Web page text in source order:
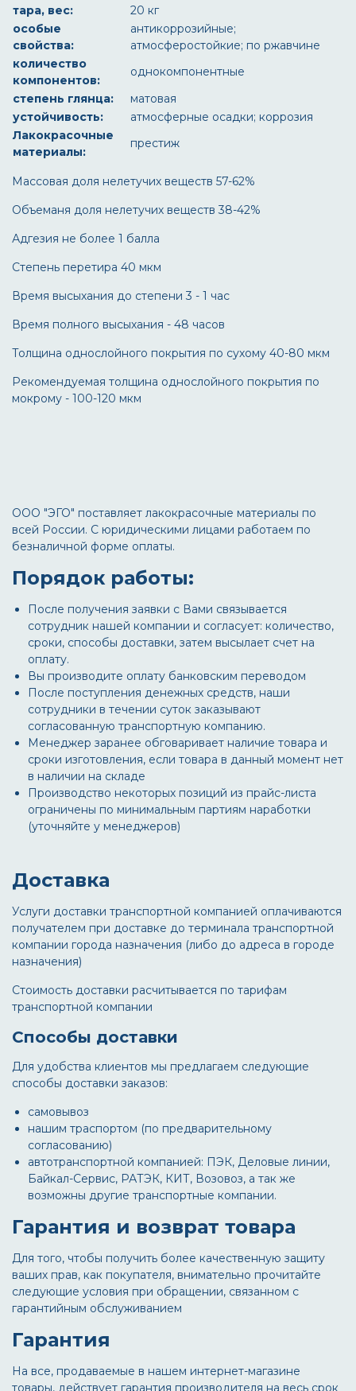
тара, вес:
20 кг
особые
свойства:
антикоррозийные;
атмосферостойкие; по ржавчине
количество
компонентов:
однокомпонентные
степень глянца:
матовая
устойчивость:
атмосферные осадки; коррозия
Лакокрасочные
материалы:
престиж
Массовая доля нелетучих веществ 57-62%
Объеманя доля нелетучих веществ 38-42%
Адгезия не более 1 балла
Степень перетира 40 мкм
Время высыхания до степени 3 - 1 час
Время полного высыхания - 48 часов
Толщина однослойного покрытия по сухому 40-80 мкм
Рекомендуемая толщина однослойного покрытия по
мокрому - 100-120 мкм
ООО "ЭГО" поставляет лакокрасочные материалы по
всей России. С юридическими лицами работаем по
безналичной форме оплаты.
Порядок работы:
После получения заявки с Вами связывается
сотрудник нашей компании и согласует: количество,
сроки, способы доставки, затем высылает счет на
оплату.
Вы производите оплату банковским переводом
После поступления денежных средств, наши
сотрудники в течении суток заказывают
согласованную транспортную компанию.
Менеджер заранее обговаривает наличие товара и
сроки изготовления, если товара в данный момент нет
в наличии на складе
Производство некоторых позиций из прайс-листа
ограничены по минимальным партиям наработки
(уточняйте у менеджеров)
Доставка
Услуги доставки транспортной компанией оплачиваются
получателем при доставке до терминала транспортной
компании города назначения (либо до адреса в городе
назначения)
Стоимость доставки расчитывается по тарифам
транспортной компании
Способы доставки
Для удобства клиентов мы предлагаем следующие
способы доставки заказов:
самовывоз
нашим траспортом (по предварительному
согласованию)
автотранспортной компанией: ПЭК, Деловые линии,
Байкал-Сервис, РАТЭК, КИТ, Возовоз, а так же
возможны другие транспортные компании.
Гарантия и возврат товара
Для того, чтобы получить более качественную защиту
ваших прав, как покупателя, внимательно прочитайте
следующие условия при обращении, связанном с
гарантийным обслуживанием
Гарантия
На все, продаваемые в нашем интернет-магазине
товары, действует гарантия производителя на весь срок